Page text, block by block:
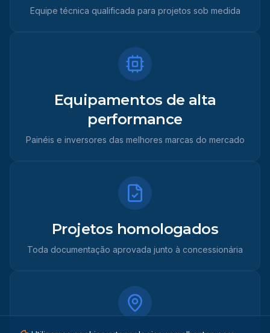
Equipe técnica qualificada para projetos sob medida
Equipamentos de alta
performance
Painéis e inversores das melhores marcas do mercado
Projetos homologados
Toda documentação aprovada junto à concessionária